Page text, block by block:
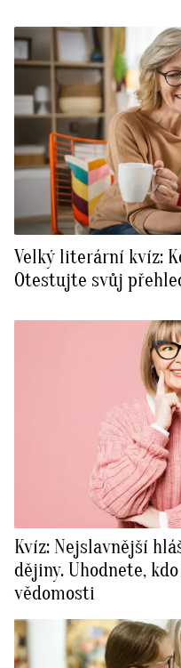
Velký literární kvíz:
Otestujte svůj
Kvíz: Nejslavnější
dějiny. Uhodnete,
vědomosti